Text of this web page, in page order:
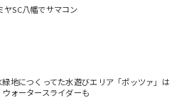
ヤSC八幡でサマコン
地につくってた水遊びエリア「ポッツァ」は
ウォータースライダーも